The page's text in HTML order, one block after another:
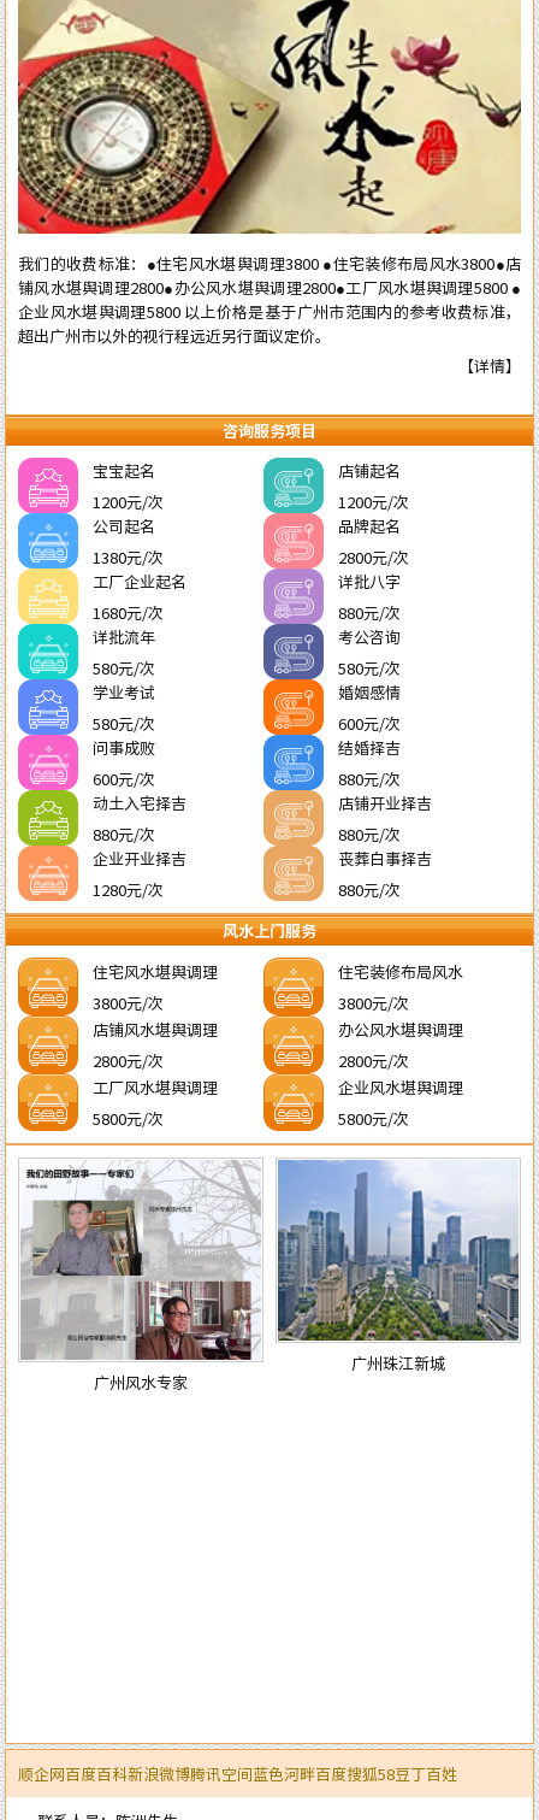
我们的收费标准：●住宅风水堪舆调理3800 ●住宅装修布局风水3800●店
铺风水堪舆调理2800●办公风水堪舆调理2800●工厂风水堪舆调理5800 ●
企业风水堪舆调理5800 以上价格是基于广州市范围内的参考收费标准，
超出广州市以外的视行程远近另行面议定价。
【详情】
咨询服务项目
宝宝起名
1200元/次
店铺起名
1200元/次
公司起名
1380元/次
品牌起名
2800元/次
工厂企业起名
1680元/次
详批八字
880元/次
详批流年
580元/次
考公咨询
580元/次
学业考试
580元/次
婚姻感情
600元/次
问事成败
600元/次
结婚择吉
880元/次
动土入宅择吉
880元/次
店铺开业择吉
880元/次
企业开业择吉
1280元/次
丧葬白事择吉
880元/次
风水上门服务
住宅风水堪舆调理
3800元/次
住宅装修布局风水
3800元/次
店铺风水堪舆调理
2800元/次
办公风水堪舆调理
2800元/次
工厂风水堪舆调理
5800元/次
企业风水堪舆调理
5800元/次
广州风水专家
广州珠江新城
顺企网百度百科新浪微博腾讯空间蓝色河畔百度搜狐58豆丁百姓